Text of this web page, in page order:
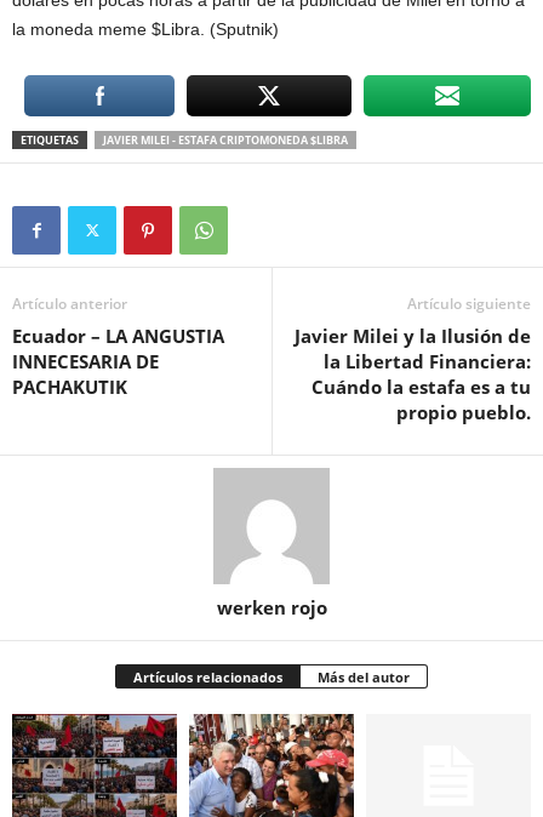
la moneda meme $Libra. (Sputnik)
ETIQUETAS JAVIER MILEI - ESTAFA CRIPTOMONEDA $LIBRA
Artículo anterior
Ecuador – LA ANGUSTIA
INNECESARIA DE
PACHAKUTIK
Artículo siguiente
Javier Milei y la Ilusión de
la Libertad Financiera:
Cuándo la estafa es a tu
propio pueblo.
werken rojo
Artículos relacionados Más del autor